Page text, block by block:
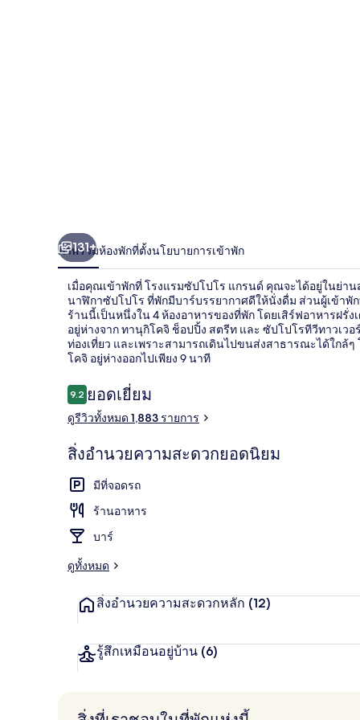
131+
ภาพรวมห้องพักที่ตั้งนโยบายการเข้าพัก
เมื่อคุณเข้าพักที่ โรงแรมซัปโปโร แกรนด์ คุณจะได้อยู่ในย่าน
นาฬิกาซัปโปโร ที่พักมีบาร์บรรยากาศดีให้นั่งดื่ม ส่วนผู้เข้าพัก
ร้านนี้เป็นหนึ่งใน 4 ห้องอาหารของที่พัก โดยเสิร์ฟอาหารฝรั่
อยู่ห่างจาก ทานุกิโคจิ ช็อปปิ้ง สตรีท และ ซัปโปโรทีวีทาวเว
ท่องเที่ยว และเพราะสามารถเดินไปขนส่งสาธารณะได้ใกล้
โคจิ อยู่ห่างออกไปเพียง 9 นาที
รีวิว
9.29.2 จาก 10
ยอดเยี่ยม
ดูรีวิวทั้งหมด 1,883 รายการ
สิ่งอำนวยความสะดวกยอดนิยม
มีที่จอดรถ
ร้านอาหาร
บาร์
ดูทั้งหมด
สิ่งอำนวยความสะดวกหลัก (12)
รู้สึกเหมือนอยู่บ้าน (6)